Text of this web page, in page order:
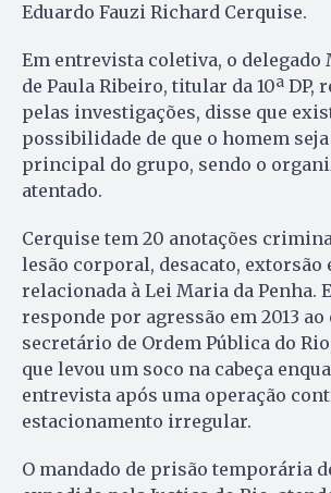
Eduardo Fauzi Richard Cerquise.
Em entrevista coletiva, o delegado
de Paula Ribeiro, titular da 10ª DP,
pelas investigações, disse que
possibilidade de que o homem
principal do grupo, sendo o
atentado.
Cerquise tem 20 anotações
lesão corporal, desacato, extorsão
relacionada à Lei Maria da Penha.
responde por agressão em 2013 ao
secretário de Ordem Pública do
que levou um soco na cabeça
entrevista após uma operação
estacionamento irregular.
O mandado de prisão temporária